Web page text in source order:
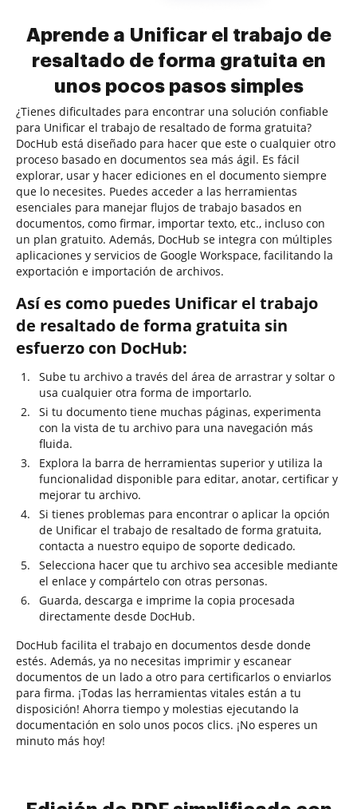
Aprende a Unificar el trabajo de
resaltado de forma gratuita en
unos pocos pasos simples
¿Tienes dificultades para encontrar una solución confiable
para Unificar el trabajo de resaltado de forma gratuita?
DocHub está diseñado para hacer que este o cualquier otro
proceso basado en documentos sea más ágil. Es fácil
explorar, usar y hacer ediciones en el documento siempre
que lo necesites. Puedes acceder a las herramientas
esenciales para manejar flujos de trabajo basados en
documentos, como firmar, importar texto, etc., incluso con
un plan gratuito. Además, DocHub se integra con múltiples
aplicaciones y servicios de Google Workspace, facilitando la
exportación e importación de archivos.
Así es como puedes Unificar el trabajo
de resaltado de forma gratuita sin
esfuerzo con DocHub:
Sube tu archivo a través del área de arrastrar y soltar o
usa cualquier otra forma de importarlo.
Si tu documento tiene muchas páginas, experimenta
con la vista de tu archivo para una navegación más
fluida.
Explora la barra de herramientas superior y utiliza la
funcionalidad disponible para editar, anotar, certificar y
mejorar tu archivo.
Si tienes problemas para encontrar o aplicar la opción
de Unificar el trabajo de resaltado de forma gratuita,
contacta a nuestro equipo de soporte dedicado.
Selecciona hacer que tu archivo sea accesible mediante
el enlace y compártelo con otras personas.
Guarda, descarga e imprime la copia procesada
directamente desde DocHub.
DocHub facilita el trabajo en documentos desde donde
estés. Además, ya no necesitas imprimir y escanear
documentos de un lado a otro para certificarlos o enviarlos
para firma. ¡Todas las herramientas vitales están a tu
disposición! Ahorra tiempo y molestias ejecutando la
documentación en solo unos pocos clics. ¡No esperes un
minuto más hoy!